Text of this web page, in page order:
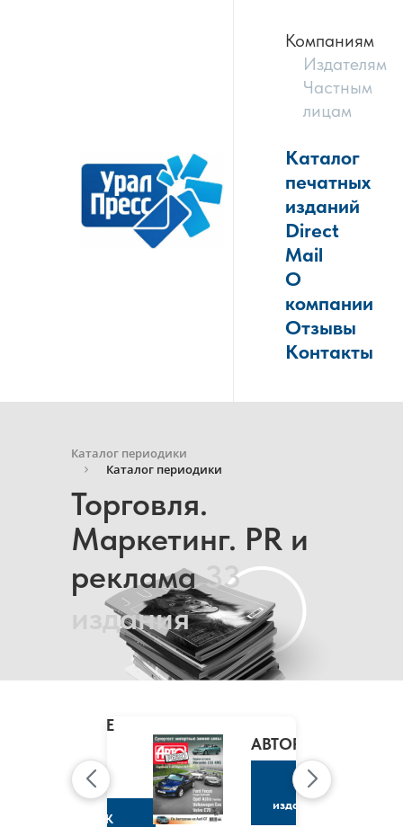
Компаниям
Издателям
Частным
лицам
Каталог
печатных
изданий
Direct
Mail
О
компании
Отзывы
Контакты
Каталог периодики
Каталог периодики
Торговля.
Маркетинг. PR и
реклама33
издания
CLAIRE
МАРИ
КЛЭР
К
АВТОРЕВЮ
К
изданию